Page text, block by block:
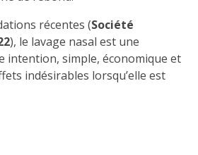
récentes (Société
), le lavage nasal est une
intention, simple, économique et
indésirables lorsqu’elle est